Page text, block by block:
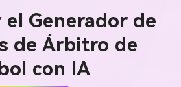
el Generador de
de Árbitro de
con IA